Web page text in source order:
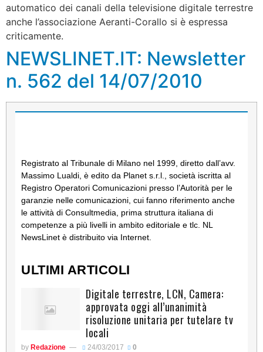
automatico dei canali della televisione digitale terrestre
anche l’associazione Aeranti-Corallo si è espressa
criticamente.
NEWSLINET.IT: Newsletter
n. 562 del 14/07/2010
Registrato al Tribunale di Milano nel 1999, diretto dall’avv.
Massimo Lualdi, è edito da Planet s.r.l., società iscritta al
Registro Operatori Comunicazioni presso l’Autorità per le
garanzie nelle comunicazioni, cui fanno riferimento anche
le attività di Consultmedia, prima struttura italiana di
competenze a più livelli in ambito editoriale e tlc. NL
NewsLinet è distribuito via Internet.
ULTIMI ARTICOLI
Digitale terrestre, LCN, Camera:
approvata oggi all’unanimità
risoluzione unitaria per tutelare tv
locali
by Redazione 24/03/2017 0